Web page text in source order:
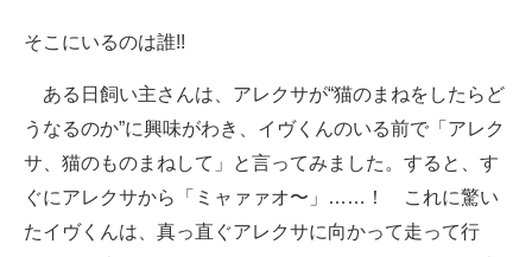
そこにいるのは誰!!
ある日飼い主さんは、アレクサが“猫のまねをしたらど
うなるのか”に興味がわき、イヴくんのいる前で「アレク
サ、猫のものまねして」と言ってみました。すると、す
ぐにアレクサから「ミャァァオ〜」……！ これに驚い
たイヴくんは、真っ直ぐアレクサに向かって走って行